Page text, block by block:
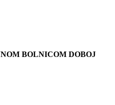
BOLNICOM DOBOJ